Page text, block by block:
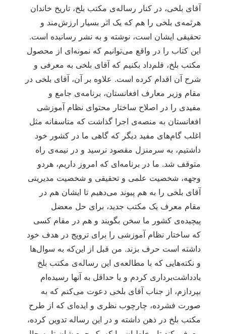
آقای بلخی، در کنار رساله‌ی مکتب بلخ، تاریخ خاندان
هرثمه‌ی بلخی را هم که یک اثر بسیار ارزش‌مند و
تحقیقی ایشان است، نوشته و به نشر رسانیده است.
این کتاب را در واقع می‌توانیم که نمونه‌ای از محصول
مکتب بلخ، قلم‌داد بکنیم که آقای بلخی به معرفی و
شرح آن اقدام کرده است. علاوه بر آن، آقای بلخی در
مقام وزیر معارف افغانستان، برنامه‌ی جامع و
مفیدی را در اصلاح ساختار محتوای نظام آموزشی
افغانستان به منصه‌ی اجرا گذاشت که متاسفانه مثل
اغلب گام‌های مفید دیگر که گاهی ما در کشور خود
داشتیم، به سرمنزل مقصود نرسید و در نیمه‌ی راه
متوقف شد. ما در برنامه‌ای که امروز داریم، هردو
وجهه، شخصیت علمی و تحقیقی و شخصیت مدیریتی
آقای بلخی را به هم پیوند می‌دهیم تا ایشان هم در
مقام معرف یک مکتب جدید، برای حل معضل
پیچیده‌ی کشور ما سخن بگویند و هم در مقام کسی
که ساختار نظام آموزشی را برای ترویج در هدف خود
داشته است حرف بزند. من قبل از این‌که به سوال‌ها
و نکته‌هایی که با مطالعه‌ی این رساله‌ی مکتب بلخ
یادداشت‌برداری کردم و یا حداقل به آنها رسیده‌ام
بپردازم، از جناب آقای بلخی دعوت می‌کنم که به
صورت فشرده، چارچوب نظری و ایده‌ای که از طرح
مکتب بلخ در ذهن داشته و در این رساله تدوین کرده،